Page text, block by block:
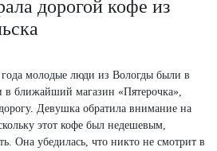
дорогой кофе из
молодые люди из Вологды были в
ближайший магазин «Пятерочка»,
Девушка обратила внимание на
этот кофе был недешевым,
Она убедилась, что никто не смотрит в